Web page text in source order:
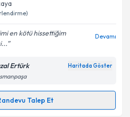
işlenmesine ilişkin
ve kişisel verilerimin belirtilen
kabul ediyorum.
en kötü hissettiğim
Devamı
Ertürk Haritada Göster
Talep Et
Talebi